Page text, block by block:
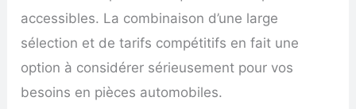
accessibles. La combinaison d’une large
sélection et de tarifs compétitifs en fait une
option à considérer sérieusement pour vos
besoins en pièces automobiles.